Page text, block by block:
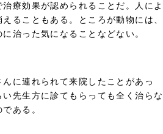
療効果が認められることだ。人によ
ることもある。ところが動物には、
治った気になることなどない。
に連れられて来院したことがあっ
先生方に診てもらっても全く治らな
ある。